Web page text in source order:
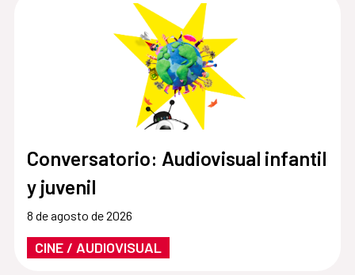
Conversatorio: Audiovisual infantil
y juvenil
8 de agosto de 2026
CINE / AUDIOVISUAL